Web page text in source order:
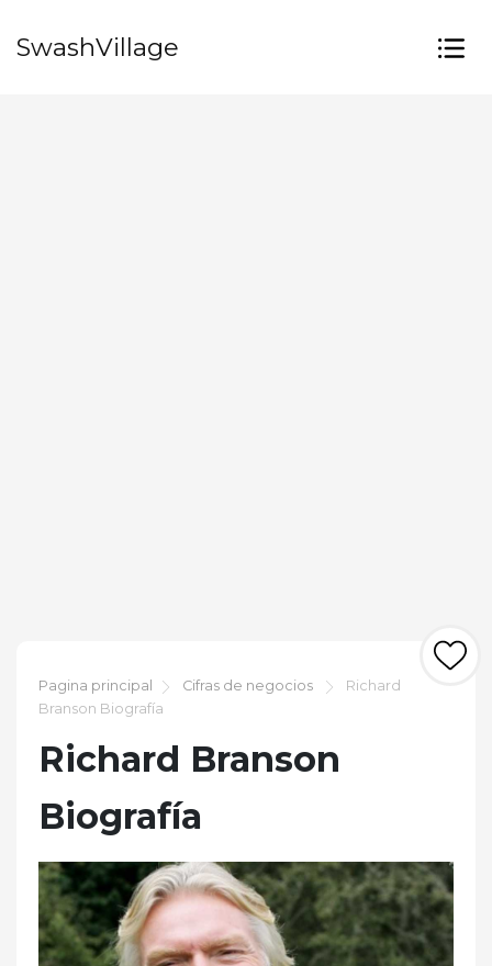
SwashVillage
Pagina principal Cifras de negocios
Richard
Branson Biografía
Richard Branson
Biografía